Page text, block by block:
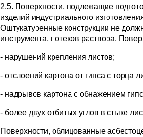
2.5. Поверхности, подлежащие
изделий индустриального
Оштукатуренные конструкции не
инструмента, потеков раствора.
- нарушений крепления листов;
- отслоений картона от гипса с торца
- надрывов картона с обнажением
- более двух отбитых углов в стыке
Поверхности, облицованные